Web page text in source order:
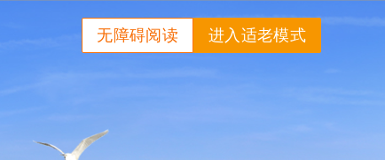
进入适老模式
无障碍阅读